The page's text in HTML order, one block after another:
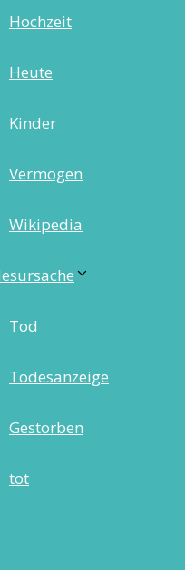
Hochzeit
Heute
Kinder
Vermögen
Wikipedia
Tod
Todesanzeige
Gestorben
tot